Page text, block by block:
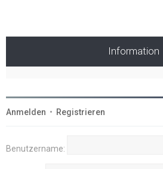
Information
Anmelden • Registrieren
Benutzername: